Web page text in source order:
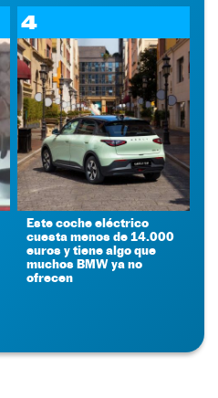
4
Este coche eléctrico
cuesta menos de 14.000
euros y tiene algo que
muchos BMW ya no
ofrecen